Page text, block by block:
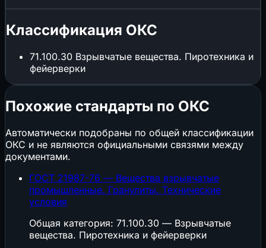
Классификация ОКС
71.100.30 Взрывчатые вещества. Пиротехника и
фейерверки
Похожие стандарты по ОКС
Автоматически подобраны по общей классификации
ОКС и не являются официальными связями между
документами.
ГОСТ 21987-76 — Вещества взрывчатые
промышленные. Гранулиты. Технические
условия
Общая категория: 71.100.30 — Взрывчатые
вещества. Пиротехника и фейерверки